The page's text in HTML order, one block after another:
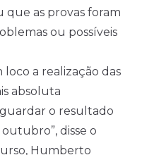
as provas foram
ou possíveis
loco a realização das
absoluta
o resultado
disse o
Humberto